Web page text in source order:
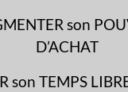
son
D’ACHAT
son TEMPS